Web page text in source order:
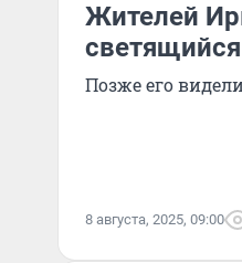
Жителей
Позже его
8 августа, 2025, 09:00